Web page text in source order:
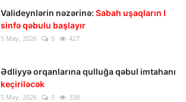
Valideynlərin nəzərinə: Sabah uşaqların I
sinfə qəbulu başlayır
5 May, 2026 0 427
Ədliyyə orqanlarına qulluğa qəbul imtahanı
keçiriləcək
5 May, 2026 0 338